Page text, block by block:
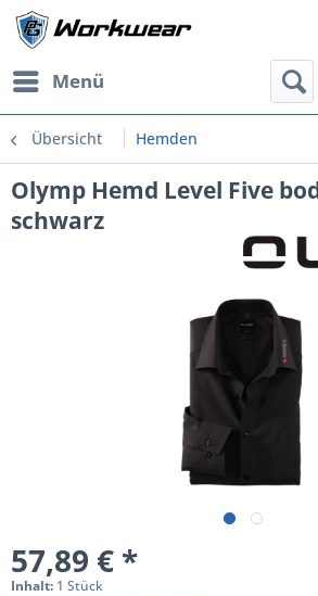
Menü
Übersicht Hemden
Olymp Hemd Level Five
schwarz
57,89 € *
Inhalt: 1 Stück